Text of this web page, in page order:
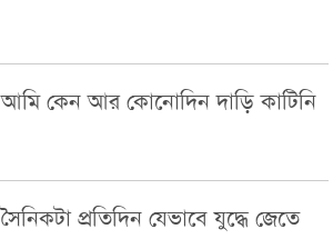
আমি কেন আর কোনোদিন দাড়ি কাটিনি
সৈনিকটা প্রতিদিন যেভাবে যুদ্ধে জেতে